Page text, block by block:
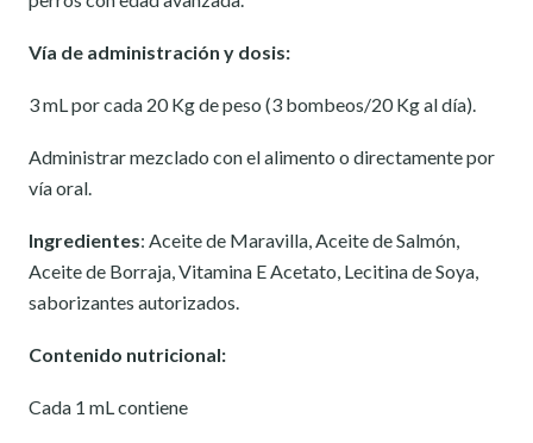
Vía de administración y dosis:
3 mL por cada 20 Kg de peso (3 bombeos/20 Kg al día).
Administrar mezclado con el alimento o directamente por
vía oral.
Ingredientes: Aceite de Maravilla, Aceite de Salmón,
Aceite de Borraja, Vitamina E Acetato, Lecitina de Soya,
saborizantes autorizados.
Contenido nutricional:
Cada 1 mL contiene